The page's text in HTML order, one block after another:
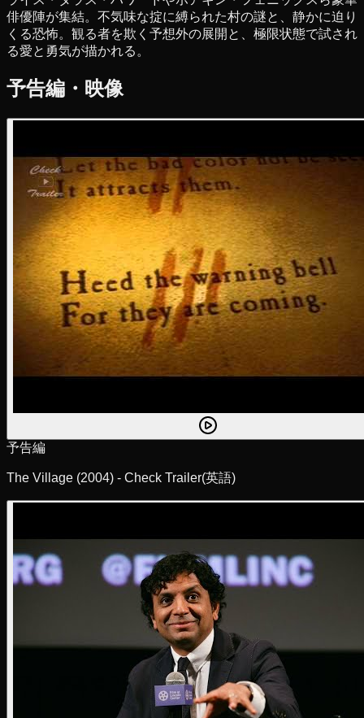
俳優陣が集結。不気味な掟に縛られた村の謎と、静かに迫り
くる恐怖。観る者を欺く予想外の展開と、極限状態で試され
る愛と勇気が描かれる。
予告編・映像
予告編
The Village (2004) - Check Trailer(英語)